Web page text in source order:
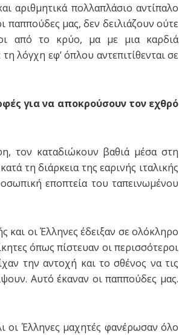
αριθμητικά πολλαπλάσιο αντίπαλο
παππούδες μας, δεν δειλιάζουν ούτε
από το κρύο, μα με μια καρδιά
λόγχη εφ’ όπλου αντεπιτίθενται σε
για να αποκρούσουν τον εχθρό
τον καταδιώκουν βαθιά μέσα στη
τη διάρκεια της εαρινής ιταλικής
εποπτεία του ταπεινωμένου
οι Έλληνες έδειξαν σε ολόκληρο
όπως πίστευαν οι περισσότεροι
την αντοχή και το σθένος να τις
Αυτό έκαναν οι παππούδες μας.
οι Έλληνες μαχητές φανέρωσαν όλο